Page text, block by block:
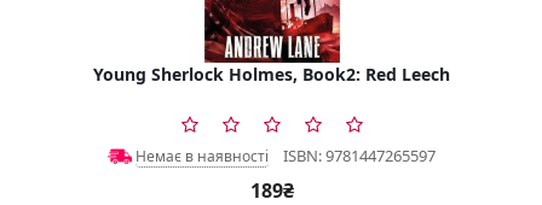
Young Sherlock Holmes, Book2: Red Leech
Немає в наявності ISBN: 9781447265597
189₴